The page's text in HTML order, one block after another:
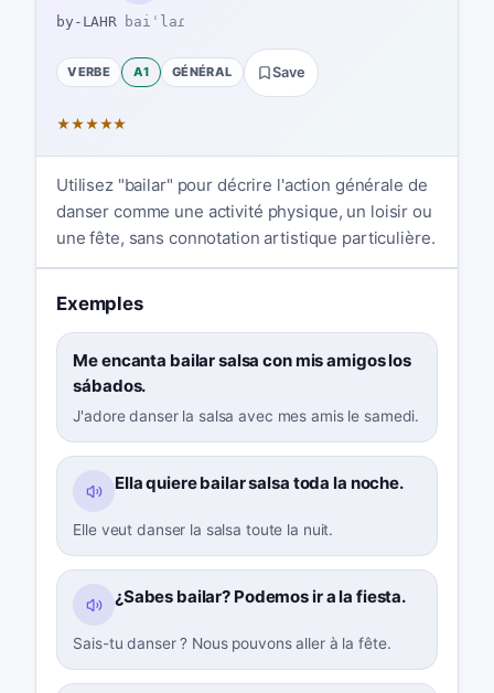
by-LAHR baiˈlaɾ
VERBE A1 GÉNÉRAL Save
★★★★★
Utilisez "bailar" pour décrire l'action générale de
danser comme une activité physique, un loisir ou
une fête, sans connotation artistique particulière.
Exemples
Me encanta bailar salsa con mis amigos los
sábados.
J'adore danser la salsa avec mes amis le samedi.
Ella quiere bailar salsa toda la noche.
Elle veut danser la salsa toute la nuit.
¿Sabes bailar? Podemos ir a la fiesta.
Sais-tu danser ? Nous pouvons aller à la fête.